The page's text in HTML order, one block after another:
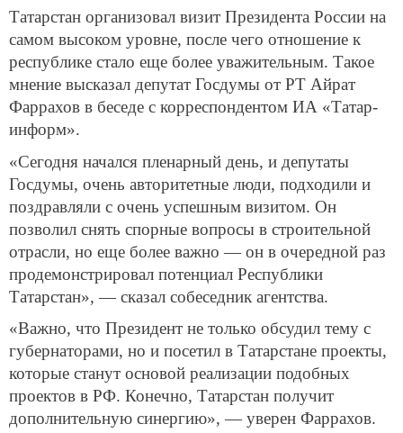
Татарстан организовал визит Президента России на
самом высоком уровне, после чего отношение к
республике стало еще более уважительным. Такое
мнение высказал депутат Госдумы от РТ Айрат
Фаррахов в беседе с корреспондентом ИА «Татар-
информ».
«Сегодня начался пленарный день, и депутаты
Госдумы, очень авторитетные люди, подходили и
поздравляли с очень успешным визитом. Он
позволил снять спорные вопросы в строительной
отрасли, но еще более важно — он в очередной раз
продемонстрировал потенциал Республики
Татарстан», — сказал собеседник агентства.
«Важно, что Президент не только обсудил тему с
губернаторами, но и посетил в Татарстане проекты,
которые станут основой реализации подобных
проектов в РФ. Конечно, Татарстан получит
дополнительную синергию», — уверен Фаррахов.